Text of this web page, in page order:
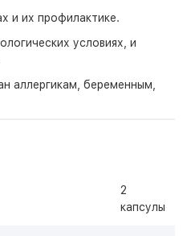
и их профилактике.
условиях, и
аллергикам, беременным,
2
капсулы